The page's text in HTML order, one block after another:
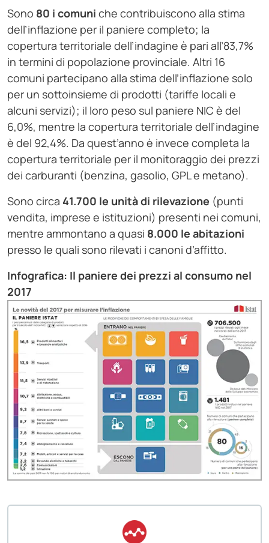
Sono 80 i comuni che contribuiscono alla stima
dell’inflazione per il paniere completo; la
copertura territoriale dell’indagine è pari all’83,7%
in termini di popolazione provinciale. Altri 16
comuni partecipano alla stima dell’inflazione solo
per un sottoinsieme di prodotti (tariffe locali e
alcuni servizi); il loro peso sul paniere NIC è del
6,0%, mentre la copertura territoriale dell’indagine
è del 92,4%. Da quest’anno è invece completa la
copertura territoriale per il monitoraggio dei prezzi
dei carburanti (benzina, gasolio, GPL e metano).
Sono circa 41.700 le unità di rilevazione (punti
vendita, imprese e istituzioni) presenti nei comuni,
mentre ammontano a quasi 8.000 le abitazioni
presso le quali sono rilevati i canoni d’affitto.
Infografica: Il paniere dei prezzi al consumo nel
2017